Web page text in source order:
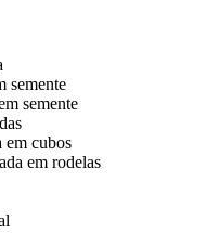
semente
semente
em cubos
em rodelas